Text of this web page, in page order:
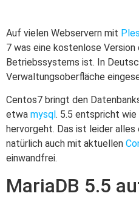
Auf vielen Webservern mit
7 was eine kostenlose
Betriebssystems ist. In
Verwaltungsoberfläche
Centos7 bringt den
etwa mysql. 5.5 entspricht wie
hervorgeht. Das ist leider
natürlich auch mit aktuellen
einwandfrei.
MariaDB 5.5